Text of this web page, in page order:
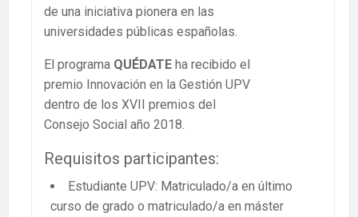
de una iniciativa pionera en las
universidades públicas españolas.
El programa QUÉDATE ha recibido el
premio Innovación en la Gestión UPV
dentro de los XVII premios del
Consejo Social año 2018.
Requisitos participantes:
Estudiante UPV: Matriculado/a en último
curso de grado o matriculado/a en máster